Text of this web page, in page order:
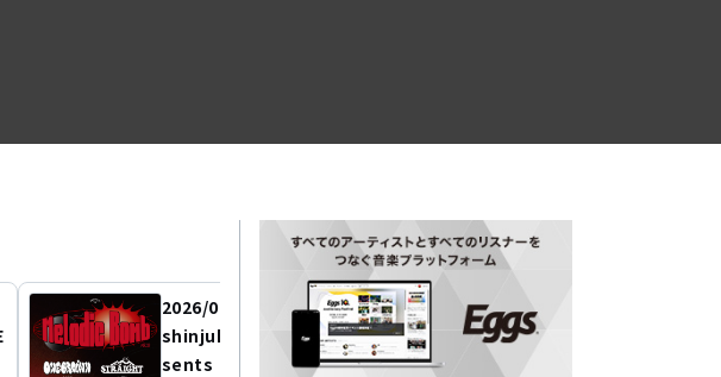
2026/08/20
shinjuku ANTIKNOCK pre
sents 【Melodic Bomb v